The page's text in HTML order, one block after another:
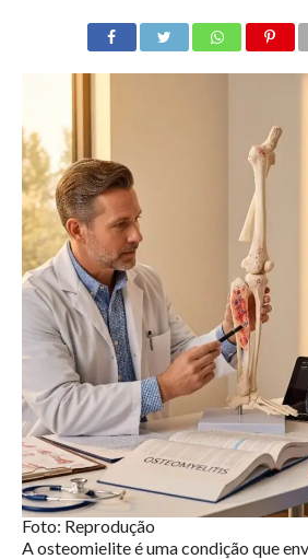
Foto: Reprodução
A osteomielite é uma condição que